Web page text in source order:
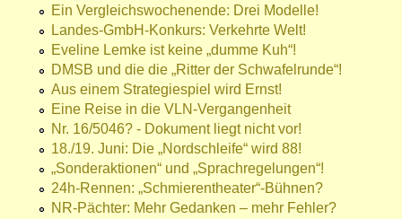
Ein Vergleichswochenende: Drei Modelle!
Landes-GmbH-Konkurs: Verkehrte Welt!
Eveline Lemke ist keine „dumme Kuh“!
DMSB und die die „Ritter der Schwafelrunde“!
Aus einem Strategiespiel wird Ernst!
Eine Reise in die VLN-Vergangenheit
Nr. 16/5046? - Dokument liegt nicht vor!
18./19. Juni: Die „Nordschleife“ wird 88!
„Sonderaktionen“ und „Sprachregelungen“!
24h-Rennen: „Schmierentheater“-Bühnen?
NR-Pächter: Mehr Gedanken – mehr Fehler?